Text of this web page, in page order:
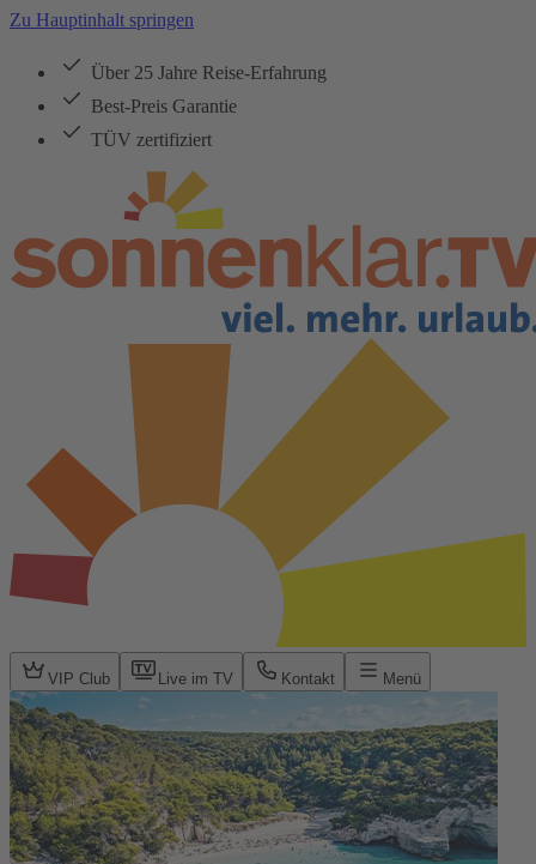
Zu Hauptinhalt springen
Über 25 Jahre Reise-Erfahrung
Best-Preis Garantie
TÜV zertifiziert
VIP Club Live im TV Kontakt Menü